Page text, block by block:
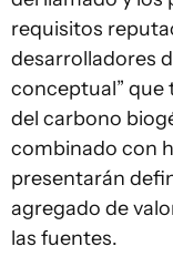
requisitos
desarrolladores
conceptual” que
del carbono
combinado con
presentarán
agregado de
las fuentes.